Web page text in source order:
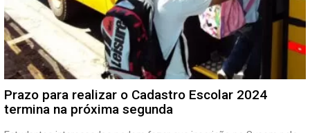
Prazo para realizar o Cadastro Escolar 2024
termina na próxima segunda